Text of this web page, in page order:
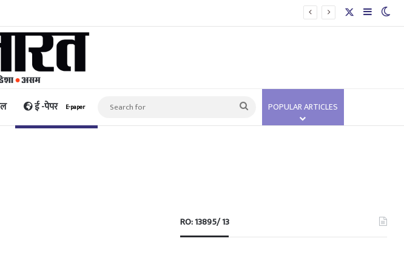
फिल्म ‘बयान’ Sidebar
ई -पेपर E-paper
Search
for
POPULAR ARTICLES
RO: 13895/ 13